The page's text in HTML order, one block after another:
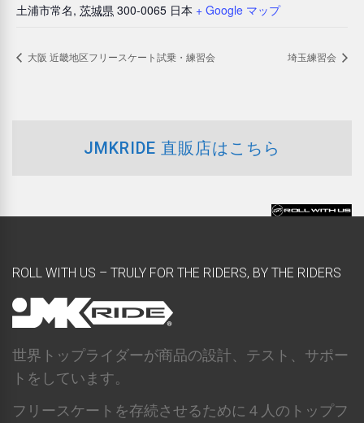
土浦市常名, 茨城県 300-0065 日本 + Google マップ
大阪 近畿地区フリースケート試乗・練習会 埼玉練習会
JMKRIDE 直販店はこちら
ROLL WITH US – TRULY FOR THE RIDERS, BY THE RIDERS
世界トップライダーが商品の設計、テスト、サポー
トをしています。
フリースケートを存続させるために４人のトップフ